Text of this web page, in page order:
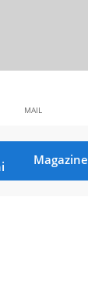
MAIL
Magazine